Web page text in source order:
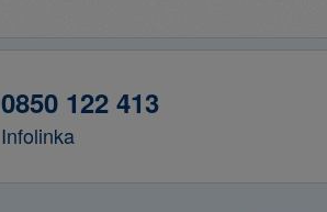
0850 122 413
Infolinka